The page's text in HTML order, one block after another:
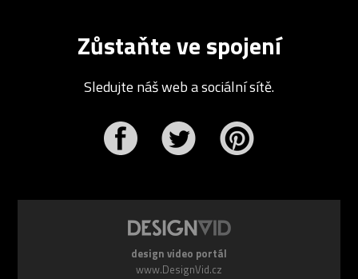
Zůstaňte ve spojení
Sledujte náš web a sociální sítě.
design video portál
www.DesignVid.cz